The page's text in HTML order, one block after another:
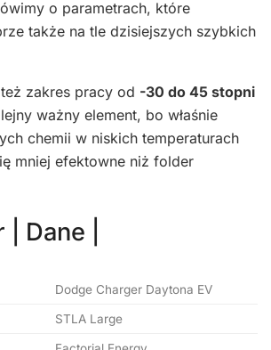
o parametrach, które
także na tle dzisiejszych szybkich
zakres pracy od -30 do 45 stopni
ważny element, bo właśnie
chemii w niskich temperaturach
mniej efektowne niż folder
| Dane |
Dodge Charger Daytona EV
STLA Large